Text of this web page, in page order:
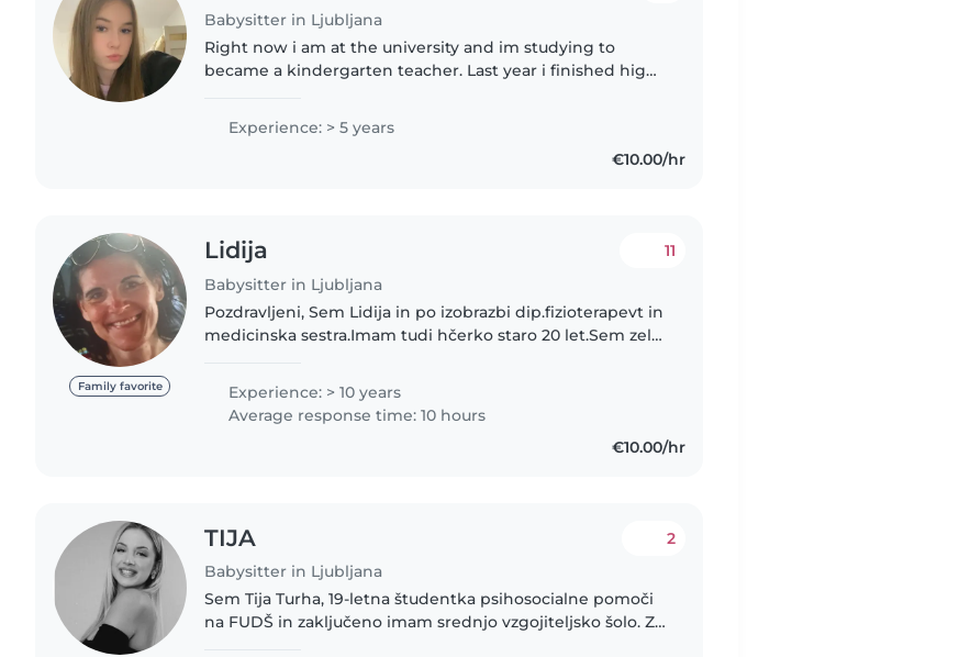
Babysitter in Ljubljana
Right now i am at the university and im studying to
became a kindergarten teacher. Last year i finished high
year i have been..
Experience: > 5 years
€10.00/hr
Family favorite
Lidija
Babysitter in Ljubljana
11
Pozdravljeni, Sem Lidija in po izobrazbi dip.fizioterapevt in
medicinska sestra.Imam tudi hčerko staro 20 let.Sem zelo
Experience: > 10 years
Average response time: 10 hours
€10.00/hr
TIJA
Babysitter in Ljubljana
2
Sem Tija Turha, 19-letna študentka psihosocialne pomoči
na FUDŠ in zaključeno imam srednjo vzgojiteljsko šolo. Z